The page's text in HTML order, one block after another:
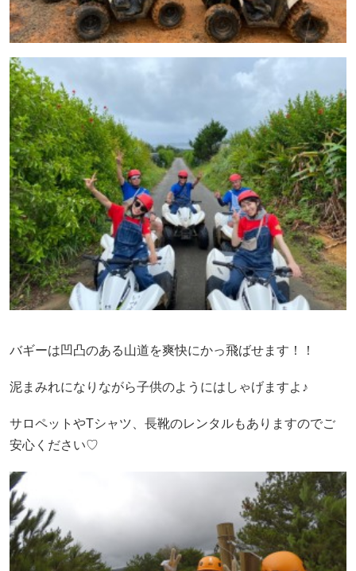
バギーは凹凸のある山道を爽快にかっ飛ばせます！！
泥まみれになりながら子供のようにはしゃげますよ♪
サロペットやTシャツ、長靴のレンタルもありますのでご
安心ください♡